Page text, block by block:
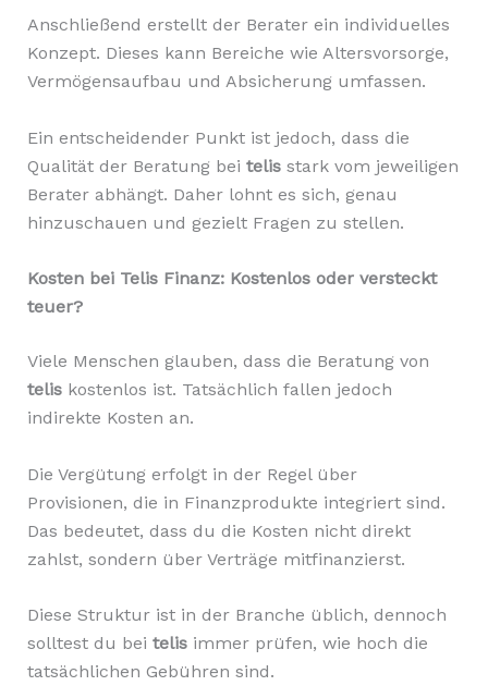
Anschließend erstellt der Berater ein individuelles
Konzept. Dieses kann Bereiche wie Altersvorsorge,
Vermögensaufbau und Absicherung umfassen.
Ein entscheidender Punkt ist jedoch, dass die
Qualität der Beratung bei telisstark vom jeweiligen
Berater abhängt. Daher lohnt es sich, genau
hinzuschauen und gezielt Fragen zu stellen.
Kosten bei Telis Finanz: Kostenlos oder versteckt
teuer?
Viele Menschen glauben, dass die Beratung von
telis kostenlos ist. Tatsächlich fallen jedoch
indirekte Kosten an.
Die Vergütung erfolgt in der Regel über
Provisionen, die in Finanzprodukte integriert sind.
Das bedeutet, dass du die Kosten nicht direkt
zahlst, sondern über Verträge mitfinanzierst.
Diese Struktur ist in der Branche üblich, dennoch
solltest du bei telisimmer prüfen, wie hoch die
tatsächlichen Gebühren sind.